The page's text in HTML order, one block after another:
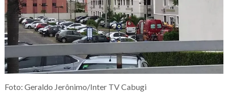
Foto: Geraldo Jerônimo/Inter TV Cabugi